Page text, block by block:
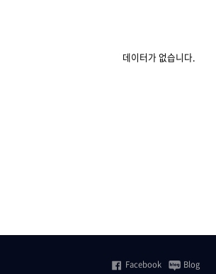
데이터가 없습니다.
Facebook Blog